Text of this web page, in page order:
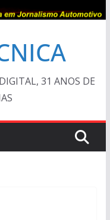
31 ANOS DE